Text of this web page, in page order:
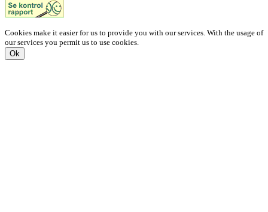
Cookies make it easier for us to provide you with our services. With the usage of
our services you permit us to use cookies.
Ok